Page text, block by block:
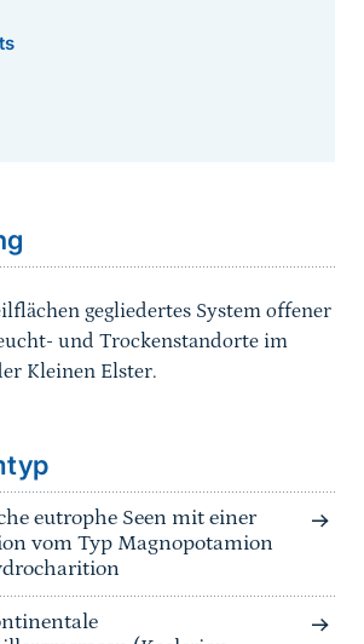
gegliedertes System offener
und Trockenstandorte im
Kleinen Elster.
eutrophe Seen mit einer
vom Typ Magnopotamion